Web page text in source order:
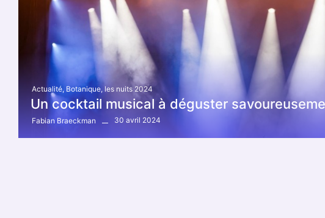
Actualité, Botanique les nuits 2024
Un cocktail musical à déguster
Fabian Braeckman 30 avril 2024